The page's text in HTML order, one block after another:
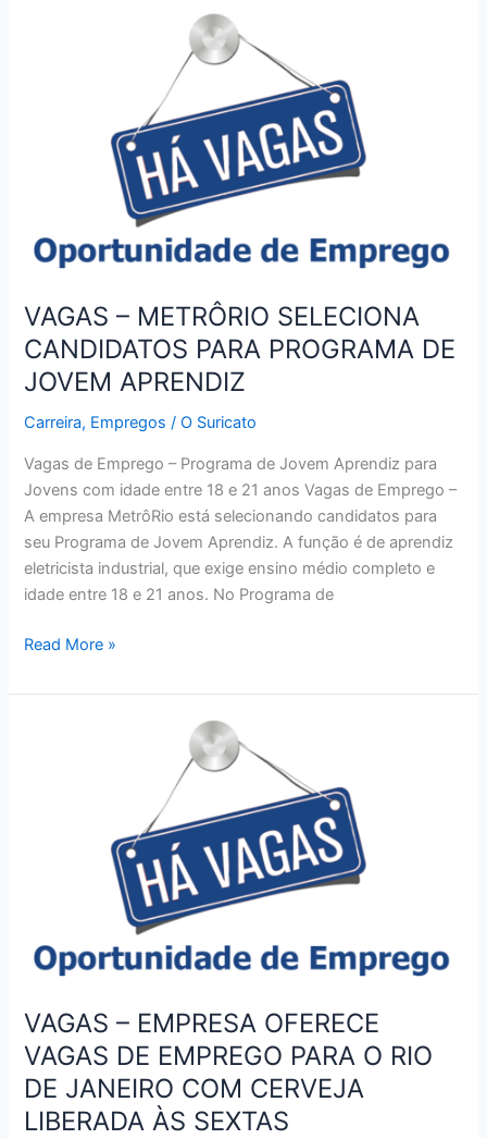
CONSULTADOS
VAGAS – METRÔRIO SELECIONA
CANDIDATOS PARA PROGRAMA DE
JOVEM APRENDIZ
Carreira, Empregos /O Suricato
Vagas de Emprego – Programa de Jovem Aprendiz para
Jovens com idade entre 18 e 21 anos Vagas de Emprego –
A empresa MetrôRio está selecionando candidatos para
seu Programa de Jovem Aprendiz. A função é de aprendiz
eletricista industrial, que exige ensino médio completo e
idade entre 18 e 21 anos. No Programa de
VAGAS
METRÔRIO
Read More »
VAGAS – EMPRESA OFERECE
VAGAS DE EMPREGO PARA O RIO
DE JANEIRO COM CERVEJA
LIBERADA ÀS SEXTAS